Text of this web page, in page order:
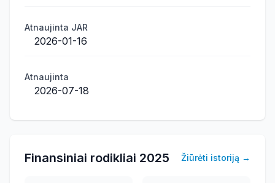
Atnaujinta JAR
2026-01-16
Atnaujinta
2026-07-18
Finansiniai rodikliai 2025 Žiūrėti istoriją →